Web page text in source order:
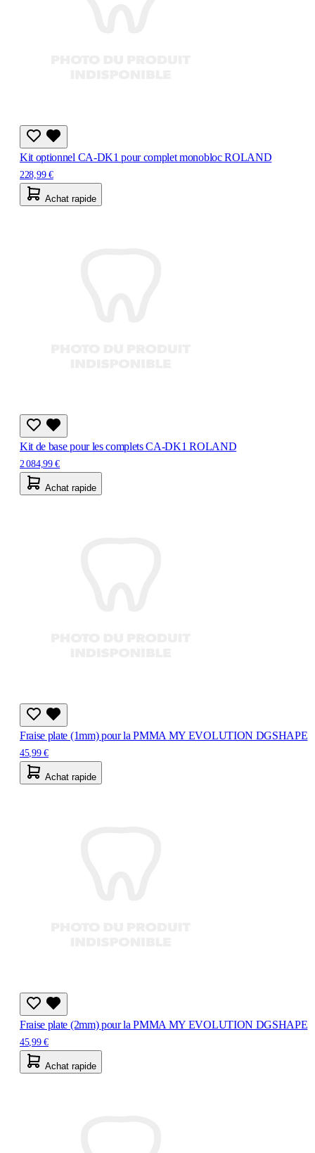
Kit optionnel CA-DK1 pour complet monobloc ROLAND
228,99 €
Achat rapide
Kit de base pour les complets CA-DK1 ROLAND
2 084,99 €
Achat rapide
Fraise plate (1mm) pour la PMMA MY EVOLUTION DGSHAPE
45,99 €
Achat rapide
Fraise plate (2mm) pour la PMMA MY EVOLUTION DGSHAPE
45,99 €
Achat rapide